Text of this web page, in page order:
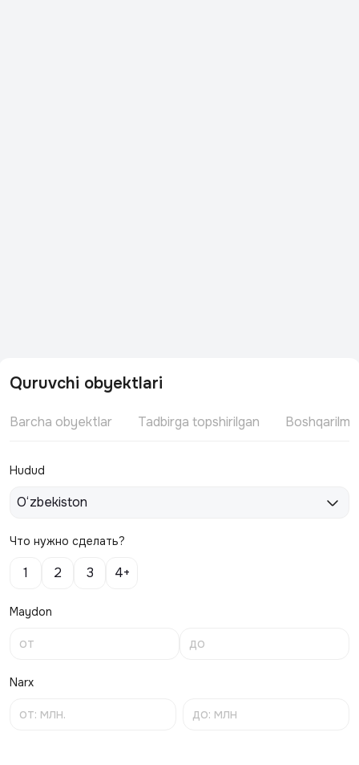
Quruvchi obyektlari
Barcha obyektlar Tadbirga topshirilgan
Hudud
O‘zbekiston
Что нужно сделать?
1 2 3 4+
Maydon
Narx